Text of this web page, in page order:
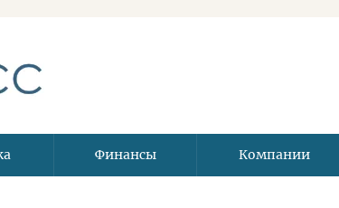
Финансы Компании